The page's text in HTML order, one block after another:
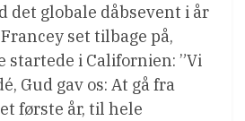
det globale dåbsevent i år
set tilbage på,
startede i Californien: ”Vi
Gud gav os: At gå fra
første år, til hele